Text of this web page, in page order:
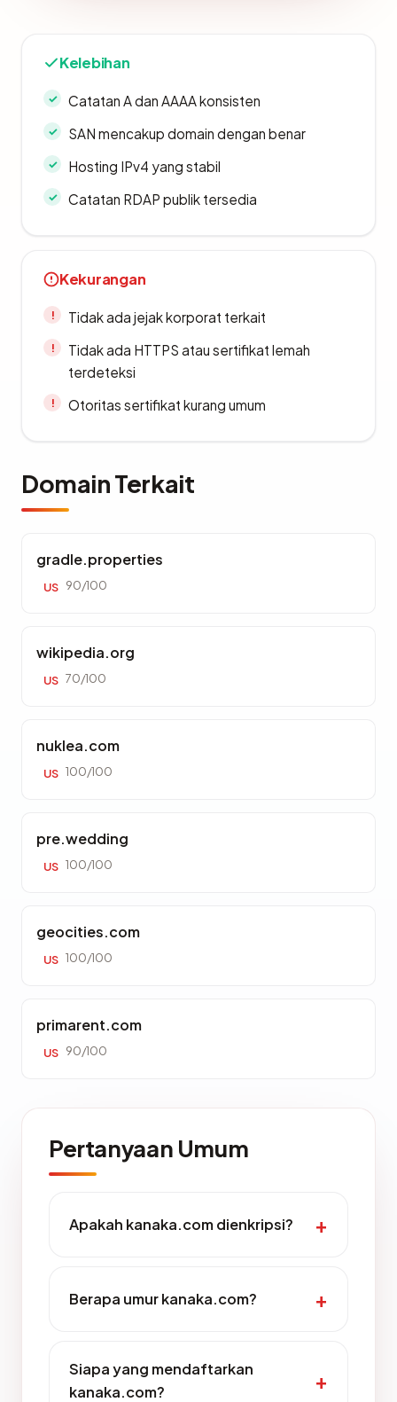
Kelebihan
Catatan A dan AAAA konsisten
SAN mencakup domain dengan benar
Hosting IPv4 yang stabil
Catatan RDAP publik tersedia
Kekurangan
Tidak ada jejak korporat terkait
Tidak ada HTTPS atau sertifikat lemah
terdeteksi
Otoritas sertifikat kurang umum
Domain Terkait
gradle.properties
US 90/100
wikipedia.org
US 70/100
nuklea.com
US 100/100
pre.wedding
US 100/100
geocities.com
US 100/100
primarent.com
US 90/100
Pertanyaan Umum
Apakah kanaka.com dienkripsi?
Berapa umur kanaka.com?
Siapa yang mendaftarkan
kanaka.com?